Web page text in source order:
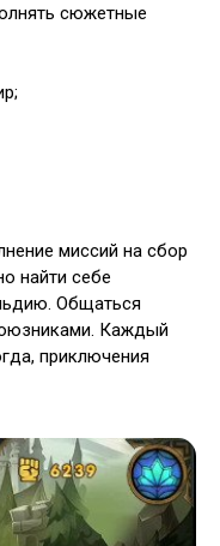
сюжетные
миссий на сбор
найти себе
Общаться
Каждый
приключения